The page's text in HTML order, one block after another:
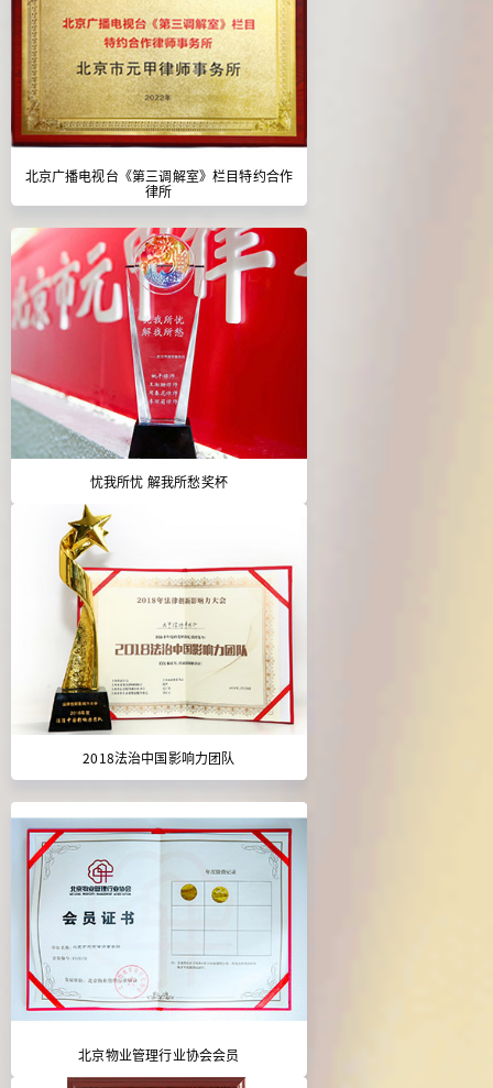
北京广播电视台《第三调解室》栏目特约合作
律所
忧我所忧 解我所愁奖杯
2018法治中国影响力团队
北京物业管理行业协会会员